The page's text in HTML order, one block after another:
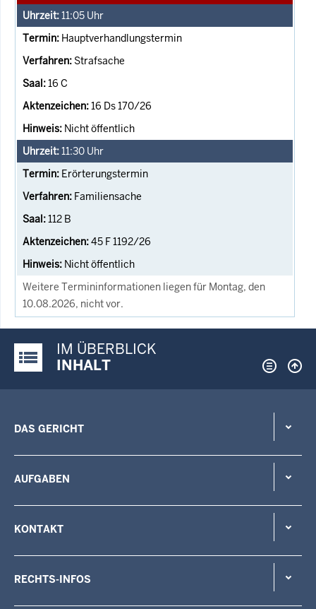
11:05 Uhr
Hauptverhandlungstermin
Strafsache
16 C
16 Ds 170/26
Nicht öffentlich
11:30 Uhr
Erörterungstermin
Familiensache
112 B
45 F 1192/26
Nicht öffentlich
Weitere Termininformationen liegen für Montag, den
10.08.2026, nicht vor.
Justiz-Portal im Überblick:
IM ÜBERBLICK
INHALT
DAS GERICHT
AUFGABEN
KONTAKT
RECHTS-INFOS